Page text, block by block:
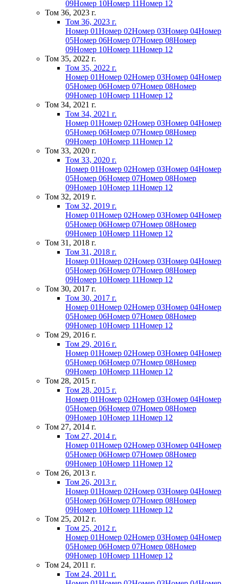
09Номер 10Номер 11Номер 12
Том 36, 2023 г.
Том 36, 2023 г.
Номер 01Номер 02Номер 03Номер 04Номер
05Номер 06Номер 07Номер 08Номер
09Номер 10Номер 11Номер 12
Том 35, 2022 г.
Том 35, 2022 г.
Номер 01Номер 02Номер 03Номер 04Номер
05Номер 06Номер 07Номер 08Номер
09Номер 10Номер 11Номер 12
Том 34, 2021 г.
Том 34, 2021 г.
Номер 01Номер 02Номер 03Номер 04Номер
05Номер 06Номер 07Номер 08Номер
09Номер 10Номер 11Номер 12
Том 33, 2020 г.
Том 33, 2020 г.
Номер 01Номер 02Номер 03Номер 04Номер
05Номер 06Номер 07Номер 08Номер
09Номер 10Номер 11Номер 12
Том 32, 2019 г.
Том 32, 2019 г.
Номер 01Номер 02Номер 03Номер 04Номер
05Номер 06Номер 07Номер 08Номер
09Номер 10Номер 11Номер 12
Том 31, 2018 г.
Том 31, 2018 г.
Номер 01Номер 02Номер 03Номер 04Номер
05Номер 06Номер 07Номер 08Номер
09Номер 10Номер 11Номер 12
Том 30, 2017 г.
Том 30, 2017 г.
Номер 01Номер 02Номер 03Номер 04Номер
05Номер 06Номер 07Номер 08Номер
09Номер 10Номер 11Номер 12
Том 29, 2016 г.
Том 29, 2016 г.
Номер 01Номер 02Номер 03Номер 04Номер
05Номер 06Номер 07Номер 08Номер
09Номер 10Номер 11Номер 12
Том 28, 2015 г.
Том 28, 2015 г.
Номер 01Номер 02Номер 03Номер 04Номер
05Номер 06Номер 07Номер 08Номер
09Номер 10Номер 11Номер 12
Том 27, 2014 г.
Том 27, 2014 г.
Номер 01Номер 02Номер 03Номер 04Номер
05Номер 06Номер 07Номер 08Номер
09Номер 10Номер 11Номер 12
Том 26, 2013 г.
Том 26, 2013 г.
Номер 01Номер 02Номер 03Номер 04Номер
05Номер 06Номер 07Номер 08Номер
09Номер 10Номер 11Номер 12
Том 25, 2012 г.
Том 25, 2012 г.
Номер 01Номер 02Номер 03Номер 04Номер
05Номер 06Номер 07Номер 08Номер
09Номер 10Номер 11Номер 12
Том 24, 2011 г.
Том 24, 2011 г.